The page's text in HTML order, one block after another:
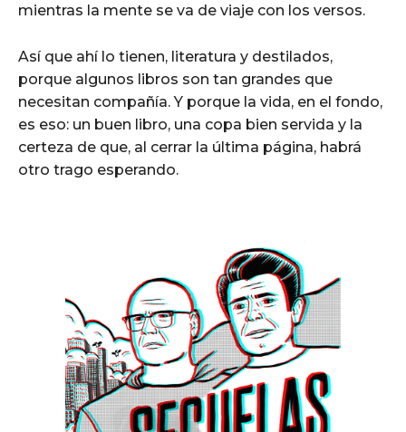
mientras la mente se va de viaje con los versos.
Así que ahí lo tienen, literatura y destilados,
porque algunos libros son tan grandes que
necesitan compañía. Y porque la vida, en el fondo,
es eso: un buen libro, una copa bien servida y la
certeza de que, al cerrar la última página, habrá
otro trago esperando.